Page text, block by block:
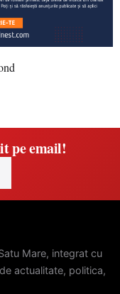
pe email!
Mare, integrat cu
actualitate, politica,